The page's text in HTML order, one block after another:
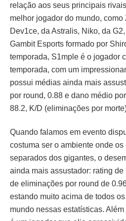
relação aos seus principais
melhor jogador do mundo, como
Dev1ce, da Astralis, Niko, da
Gambit Esports formado por
temporada, S1mple é o jogador
temporada, com um
possui médias ainda mais
por round, 0.88 e dano médio
88.2, K/D (eliminações por
Quando falamos em evento
costuma ser o ambiente onde
separados dos gigantes, o
ainda mais assustador: rating de
de eliminações por round de
estando muito acima de todos
mundo nessas estatísticas.